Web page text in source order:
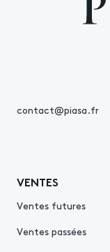
contact@piasa.fr
VENTES
Ventes futures
Ventes passées